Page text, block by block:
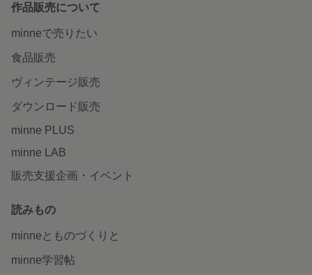
作品販売について
minneで売りたい
食品販売
ヴィンテージ販売
ダウンロード販売
minne PLUS
minne LAB
販売支援企画・イベント
読みもの
minneとものづくりと
minne学習帖